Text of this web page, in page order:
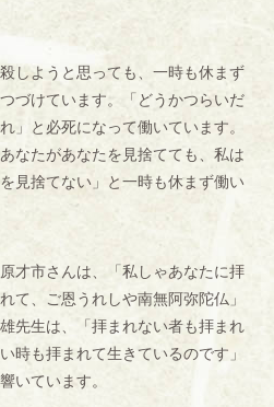
しようと思っても、一時も休まず
づけています。「どうかつらいだ
」と必死になって働いています。
なたがあなたを見捨てても、私は
見捨てない」と一時も休まず働い
才市さんは、「私しゃあなたに拝
て、ご恩うれしや南無阿弥陀仏」
先生は、「拝まれない者も拝まれ
時も拝まれて生きているのです」
いています。